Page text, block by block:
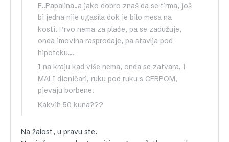
E..Papalina..a jako dobro znaš da se firma, još
bi jedna nije ugasila dok je bilo mesa na
kosti. Prvo nema za plaće, pa se zadužuje,
onda imovina rasprodaje, pa stavlja pod
hipoteku….
I na kraju kad više nema, onda se zatvara, i
MALI dioničari, ruku pod ruku s CERPOM,
pjevaju borbene.
Kakvih 50 kuna???
Na žalost, u pravu ste.